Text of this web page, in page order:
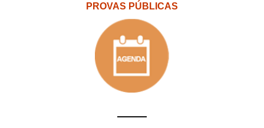
PROVAS PÚBLICAS